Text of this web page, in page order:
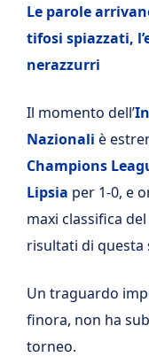
Le parole
tifosi spiazzati,
nerazzurri
Il momento dell’
Nazionali è
Champions
Lipsia per 1-0, e
maxi classifica
risultati di questa
Un traguardo
finora, non ha
torneo.